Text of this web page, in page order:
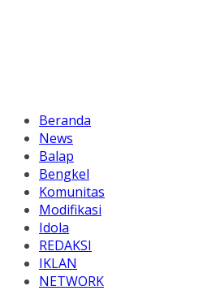
Beranda
News
Balap
Bengkel
Komunitas
Modifikasi
Idola
REDAKSI
IKLAN
NETWORK